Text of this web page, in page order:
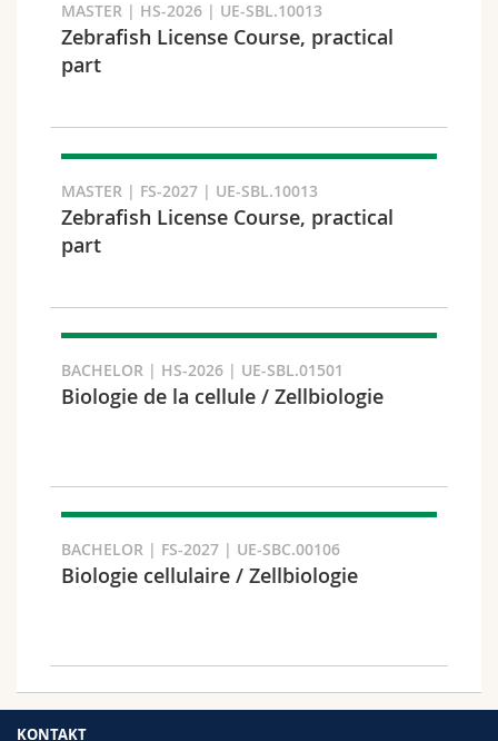
MASTER | HS-2026 | UE-SBL.10013
Zebrafish License Course, practical
part
MASTER | FS-2027 | UE-SBL.10013
Zebrafish License Course, practical
part
BACHELOR | HS-2026 | UE-SBL.01501
Biologie de la cellule / Zellbiologie
BACHELOR | FS-2027 | UE-SBC.00106
Biologie cellulaire / Zellbiologie
KONTAKT